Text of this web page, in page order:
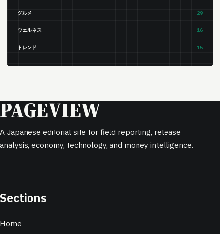
グルメ 29
ウェルネス 16
トレンド 15
PAGEVIEW
A Japanese editorial site for field reporting, release
analysis, economy, technology, and money intelligence.
Sections
Home